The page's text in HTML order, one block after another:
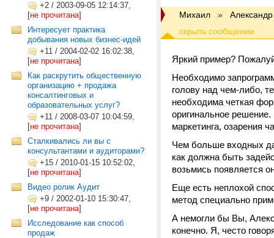
+2 / 2003-09-05 12:14:37,
[не прочитана]
Интересует практика
добывания новых бизнес-идей
+11 / 2004-02-02 16:02:38,
[не прочитана]
Как раскрутить общественную
организацию + продажа
консалтинговых и
образовательных услуг?
+11 / 2008-03-07 10:04:59,
[не прочитана]
Сталкивались ли вы с
консультантами и аудиторами?
+15 / 2010-01-15 10:52:02,
[не прочитана]
Видео ролик Аудит
+9 / 2002-01-10 15:30:47,
[не прочитана]
Исследование как способ
продаж
Михаил »
Яркий пример?
Необходимо
голову над чем-либо,
необходима четкая
оригинальное
маркетинга, озарения
Чем больше входных
как должна быть
возьмись появляется
Еще есть неплохой
метод специально
А немогли бы Вы,
конечно. Я, често